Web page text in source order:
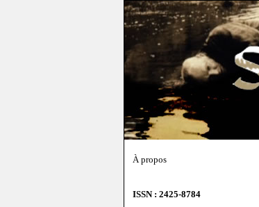
À propos
ISSN : 2425-8784